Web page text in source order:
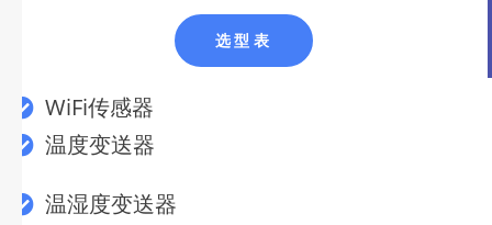
选型表
WiFi传感器
温度变送器
温湿度变送器